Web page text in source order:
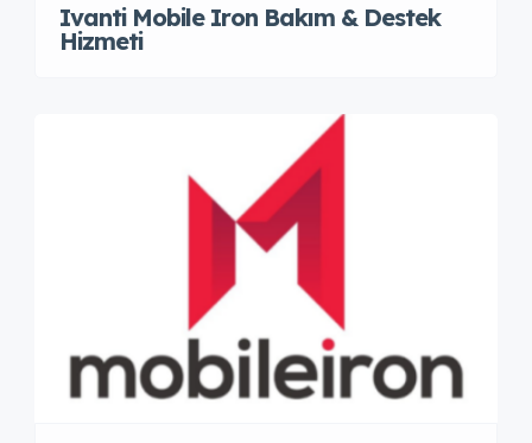
Ivanti Mobile Iron Bakım & Destek
Hizmeti